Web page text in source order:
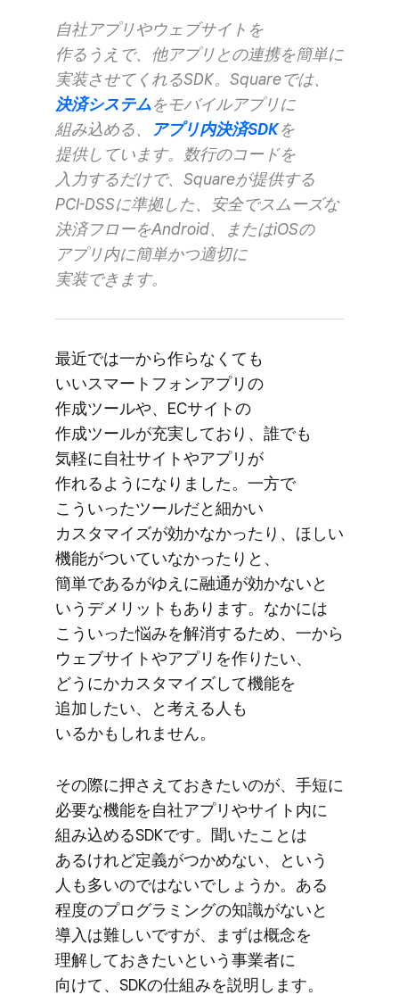
自社アプリや​ウェブサイトを​
作るうえで、​他アプリとの​連携を​簡単に​
実装させてくれる​SDK。​Squareでは、
決済システムを​モバイルアプリに​
組み込める、
​アプリ内決済SDKを​
提供しています。​数行の​コードを​
入力するだけで、​Squareが​提供する​
PCI-DSSに​準拠した、​安全で​スムーズな​
決済フローを​Android、​または​iOSの​
アプリ内に​簡単かつ適切に​
実装できます。
最近では​一から​作らなくても​
いいスマートフォンアプリの​
作成ツールや、​ECサイトの​
作成ツールが​充実しており、​誰でも​
気軽に​自社サイトや​アプリが​
作れるようになりました。​一方で​
こういった​ツールだと​細かい​
カスタマイズが​効かなかったり、​ほしい​
機能が​ついていなかったりと、​
簡単であるが​ゆえに​融通が​効かないと​
いう​デメリットも​あります。​なかには​
こういった​悩みを​解消する​ため、​一から​
ウェブサイトや​アプリを​作りたい、​
どうにか​カスタマイズして​機能を​
追加したい、と​考える​人も​
いるかもしれません。
その​際に​押さえて​おきたいのが、​手短に​
必要な​機能を​自社アプリや​サイト内に​
組み込める​SDKです。​聞いた​ことは​
あるけれど定義が​つかめない、と​いう​
人も​多いのではないでしょうか。​ある​
程度の​プログラミングの​知識が​ないと​
導入は​難しいですが、​まずは​概念を​
理解して​おきたいと​いう​事業者に​
向けて、​SDKの​仕組みを​説明します。